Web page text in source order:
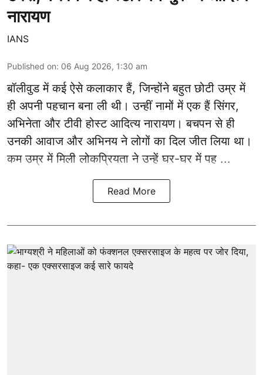
नारायण
IANS
Published on: 06 Aug 2026, 1:30 am
बॉलीवुडमें कई ऐसे कलाकार हैं, जिन्होंने बहुत छोटी उम्र में
ही अपनी पहचान बना ली थी। उन्हीं नामों में एक हैं सिंगर,
अभिनेता और टीवी होस्ट आदित्य नारायण। बचपन से ही
उनकी आवाज और अभिनय ने लोगों का दिल जीत लिया था।
कम उम्र में मिली लोकप्रियता ने उन्हें घर-घर में पह ...
Read More